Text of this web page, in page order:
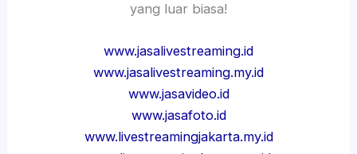
yang luar biasa!
www.jasalivestreaming.id
www.jasalivestreaming.my.id
www.jasavideo.id
www.jasafoto.id
www.livestreamingjakarta.my.id